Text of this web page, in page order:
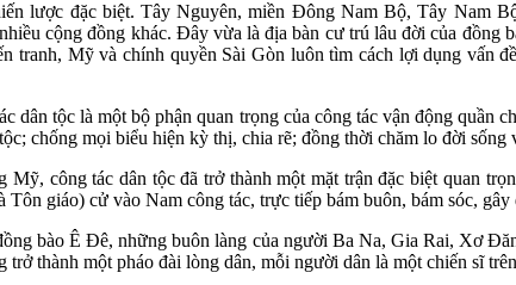
lược đặc biệt. Tây Nguyên, miền Đông Nam Bộ, Tây Nam
cộng đồng khác. Đây vừa là địa bàn cư trú lâu đời của
tranh, Mỹ và chính quyền Sài Gòn luôn tìm cách lợi dụng vấn
dân tộc là một bộ phận quan trọng của công tác vận động quần
chống mọi biểu hiện kỳ thị, chia rẽ; đồng thời chăm lo đời
Mỹ, công tác dân tộc đã trở thành một mặt trận đặc biệt quan
giáo) cử vào Nam công tác, trực tiếp bám buôn, bám sóc,
bào Ê Đê, những buôn làng của người Ba Na, Gia Rai, Xơ
thành một pháo đài lòng dân, mỗi người dân là một chiến sĩ